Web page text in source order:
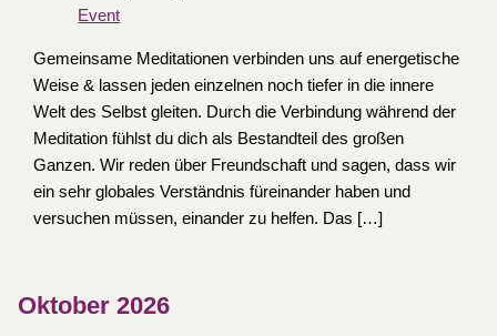
Event
Gemeinsame Meditationen verbinden uns auf energetische
Weise & lassen jeden einzelnen noch tiefer in die innere
Welt des Selbst gleiten. Durch die Verbindung während der
Meditation fühlst du dich als Bestandteil des großen
Ganzen. Wir reden über Freundschaft und sagen, dass wir
ein sehr globales Verständnis füreinander haben und
versuchen müssen, einander zu helfen. Das […]
Oktober 2026